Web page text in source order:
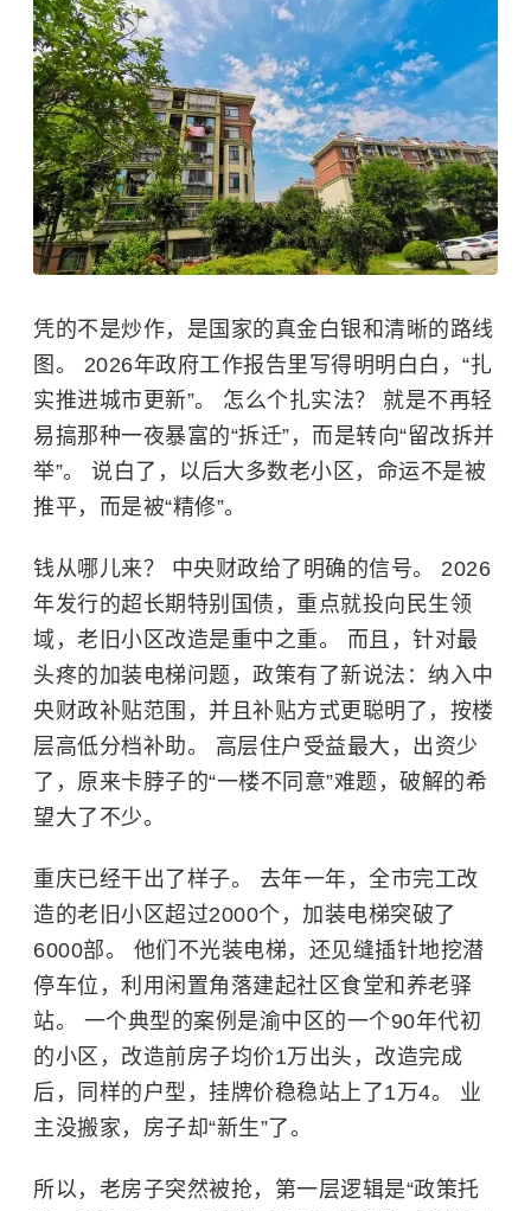
凭的不是炒作，是国家的真金白银和清晰的路线
图。 2026年政府工作报告里写得明明白白，“扎
实推进城市更新”。 怎么个扎实法？ 就是不再轻
易搞那种一夜暴富的“拆迁”，而是转向“留改拆并
举”。 说白了，以后大多数老小区，命运不是被
推平，而是被“精修”。
钱从哪儿来？ 中央财政给了明确的信号。 2026
年发行的超长期特别国债，重点就投向民生领
域，老旧小区改造是重中之重。 而且，针对最
头疼的加装电梯问题，政策有了新说法：纳入中
央财政补贴范围，并且补贴方式更聪明了，按楼
层高低分档补助。 高层住户受益最大，出资少
了，原来卡脖子的“一楼不同意”难题，破解的希
望大了不少。
重庆已经干出了样子。 去年一年，全市完工改
造的老旧小区超过2000个，加装电梯突破了
6000部。 他们不光装电梯，还见缝插针地挖潜
停车位，利用闲置角落建起社区食堂和养老驿
站。 一个典型的案例是渝中区的一个90年代初
的小区，改造前房子均价1万出头，改造完成
后，同样的户型，挂牌价稳稳站上了1万4。 业
主没搬家，房子却“新生”了。
所以，老房子突然被抢，第一层逻辑是“政策托